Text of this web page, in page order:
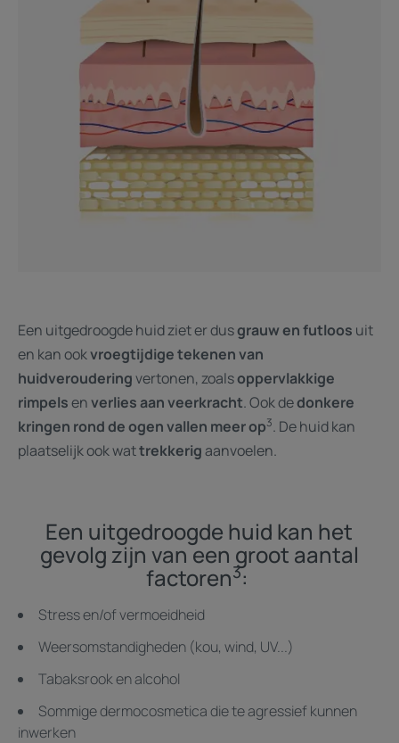
Een uitgedroogde huid ziet er dusgrauw en futloos uit
en kan ookvroegtijdige tekenen van
huidverouderingvertonen, zoalsoppervlakkige
rimpelsenverlies aan veerkracht. Ook dedonkere
kringen rond de ogen vallen meer op3. De huid kan
plaatselijk ook wattrekkerigaanvoelen.
Een uitgedroogde huid kan het
gevolg zijn van een groot aantal
factoren3:
Stress en/of vermoeidheid
Weersomstandigheden (kou, wind, UV...)
Tabaksrook en alcohol
Sommige dermocosmetica die te agressief kunnen
inwerken